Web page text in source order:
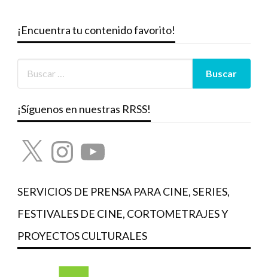
¡Encuentra tu contenido favorito!
¡Síguenos en nuestras RRSS!
X InstagramYouTube
SERVICIOS DE PRENSA PARA CINE, SERIES,
FESTIVALES DE CINE, CORTOMETRAJES Y
PROYECTOS CULTURALES